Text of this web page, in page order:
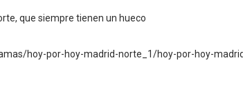
que siempre tienen un hueco
hoy-por-hoy-madrid-norte_1/hoy-por-hoy-